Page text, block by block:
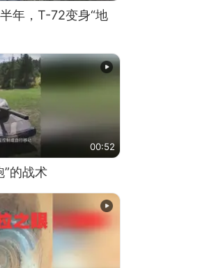
年，T-72变身“地
00:52
”的战术